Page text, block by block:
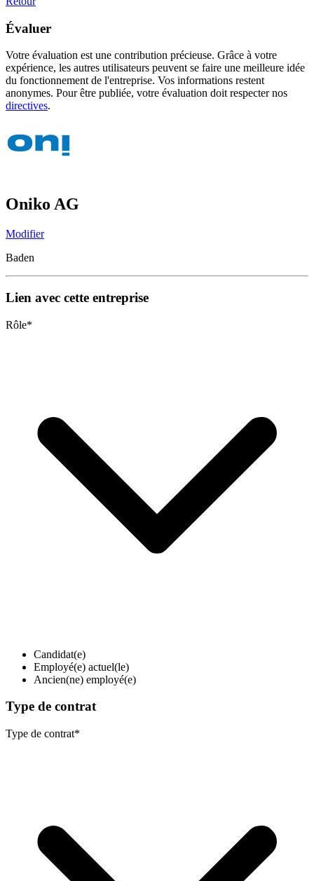
Évaluer
Votre évaluation est une contribution précieuse. Grâce à votre
expérience, les autres utilisateurs peuvent se faire une meilleure idée
du fonctionnement de l'entreprise. Vos informations restent
anonymes. Pour être publiée, votre évaluation doit respecter nos
directives.
Oniko AG
Modifier
Baden
Lien avec cette entreprise
Rôle*
Candidat(e)
Employé(e) actuel(le)
Ancien(ne) employé(e)
Type de contrat
Type de contrat*